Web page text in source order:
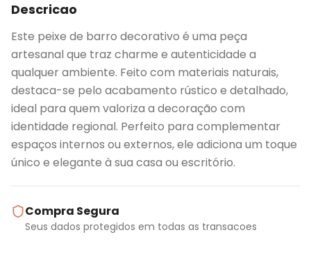
Descricao
Este peixe de barro decorativo é uma peça
artesanal que traz charme e autenticidade a
qualquer ambiente. Feito com materiais naturais,
destaca-se pelo acabamento rústico e detalhado,
ideal para quem valoriza a decoração com
identidade regional. Perfeito para complementar
espaços internos ou externos, ele adiciona um toque
único e elegante à sua casa ou escritório.
Compra Segura
Seus dados protegidos em todas as transacoes